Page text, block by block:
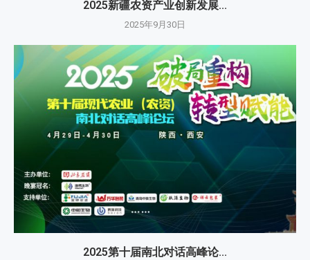
2025新疆农资产业创新发展...
2025年9月30日
2025第十届南北对话高峰论...